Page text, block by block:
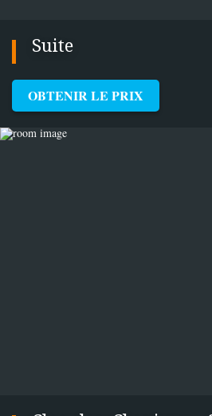
Suite
OBTENIR LE PRIX